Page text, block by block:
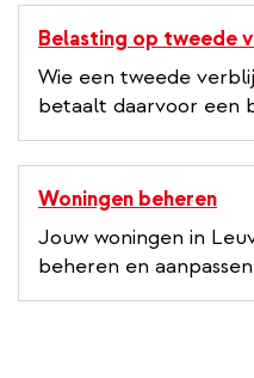
Belasting op tweede
Wie een tweede
betaalt daarvoor een
Woningen beheren
Jouw woningen in
beheren en